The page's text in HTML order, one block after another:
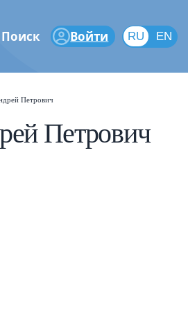
Поиск Войти RU EN
RU
Петрович
Петрович